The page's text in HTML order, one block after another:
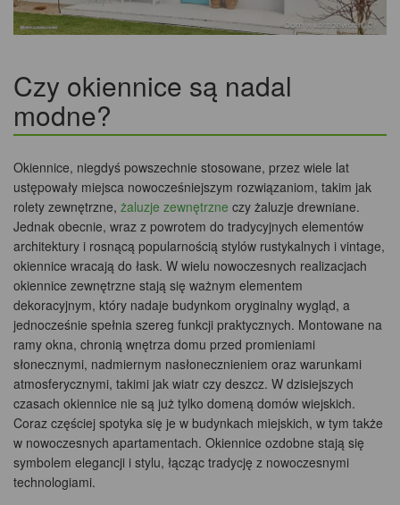
Czy okiennice są nadal
modne?
Okiennice, niegdyś powszechnie stosowane, przez wiele lat
ustępowały miejsca nowocześniejszym rozwiązaniom, takim jak
rolety zewnętrzne, żaluzje zewnętrzne czy żaluzje drewniane.
Jednak obecnie, wraz z powrotem do tradycyjnych elementów
architektury i rosnącą popularnością stylów rustykalnych i vintage,
okiennice wracają do łask. W wielu nowoczesnych realizacjach
okiennice zewnętrzne stają się ważnym elementem
dekoracyjnym, który nadaje budynkom oryginalny wygląd, a
jednocześnie spełnia szereg funkcji praktycznych. Montowane na
ramy okna, chronią wnętrza domu przed promieniami
słonecznymi, nadmiernym nasłonecznieniem oraz warunkami
atmosferycznymi, takimi jak wiatr czy deszcz. W dzisiejszych
czasach okiennice nie są już tylko domeną domów wiejskich.
Coraz częściej spotyka się je w budynkach miejskich, w tym także
w nowoczesnych apartamentach. Okiennice ozdobne stają się
symbolem elegancji i stylu, łącząc tradycję z nowoczesnymi
technologiami.